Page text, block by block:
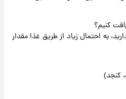
کنیم؟
به احتمال زیاد از طریق غذا مقدار